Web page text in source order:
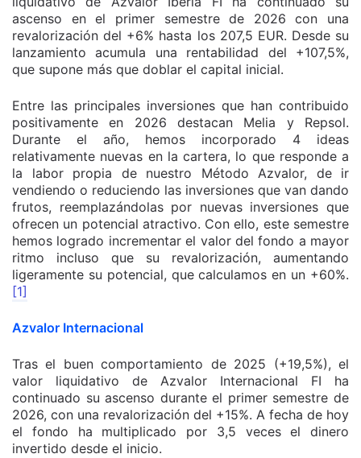
ascenso en el primer semestre de 2026 con una
revalorización del +6% hasta los 207,5 EUR. Desde su
lanzamiento acumula una rentabilidad del +107,5%,
que supone más que doblar el capital inicial.
Entre las principales inversiones que han contribuido
positivamente en 2026 destacan Melia y Repsol.
Durante el año, hemos incorporado 4 ideas
relativamente nuevas en la cartera, lo que responde a
la labor propia de nuestro Método Azvalor, de ir
vendiendo o reduciendo las inversiones que van dando
frutos, reemplazándolas por nuevas inversiones que
ofrecen un potencial atractivo. Con ello, este semestre
hemos logrado incrementar el valor del fondo a mayor
ritmo incluso que su revalorización, aumentando
ligeramente su potencial, que calculamos en un +60%.
[1]
Azvalor Internacional
Tras el buen comportamiento de 2025 (+19,5%), el
valor liquidativo de Azvalor Internacional FI ha
continuado su ascenso durante el primer semestre de
2026, con una revalorización del +15%. A fecha de hoy
el fondo ha multiplicado por 3,5 veces el dinero
invertido desde el inicio.